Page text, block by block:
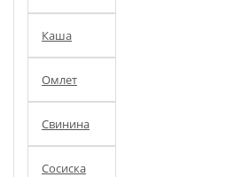
Каша
Омлет
Свинина
Сосиска